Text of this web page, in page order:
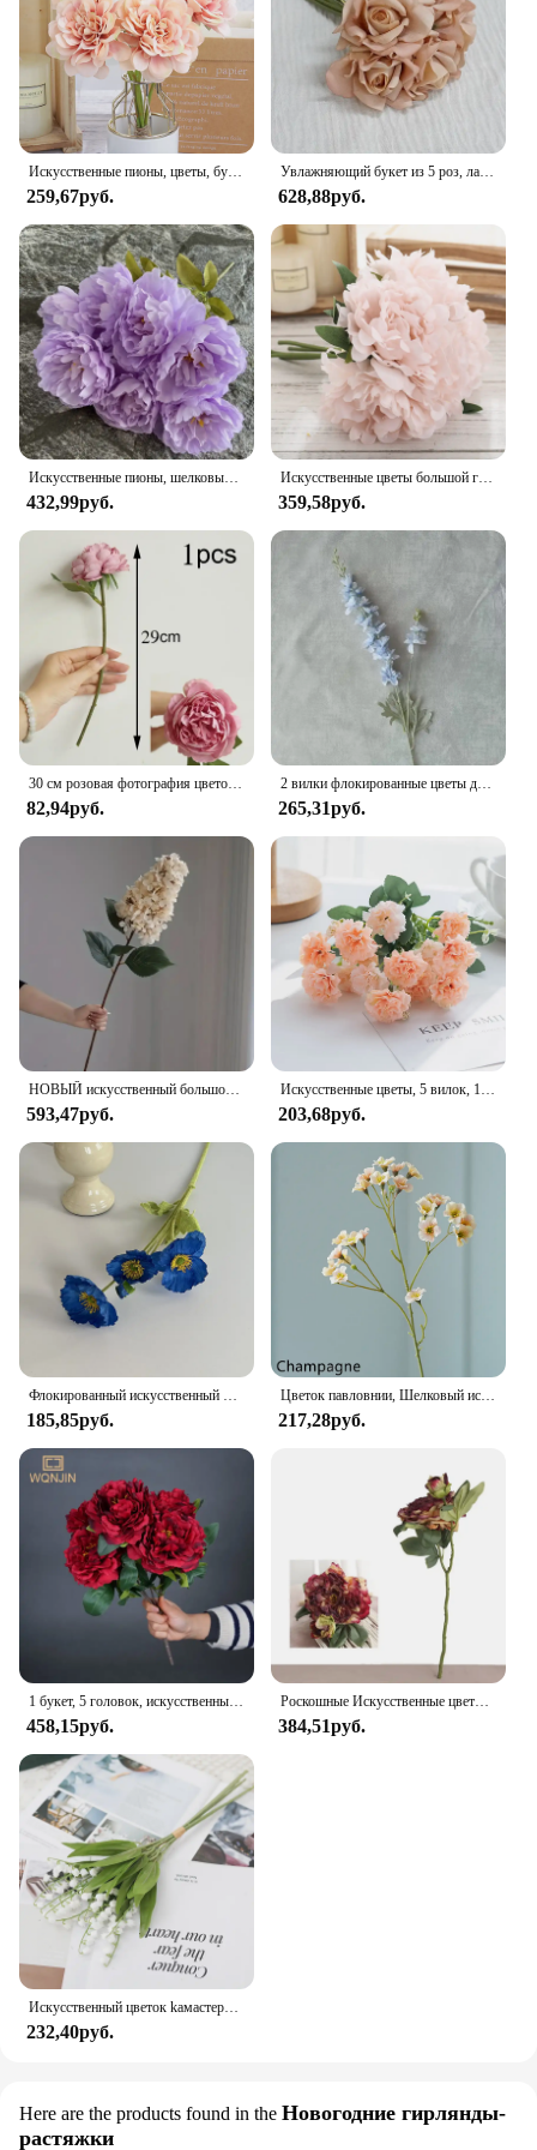
Искусственные пионы, цветы, букет невесты для свадьбы, супермаркета, украшение для гостиной, домашнее искусственное украшение, дешево
259,67руб.
Увлажняющий букет из 5 роз, латексные Искусственные цветы на ощупь, Свадебный букет невесты, Декор для дома, дня рождения
628,88руб.
Искусственные пионы, шелковые цветы, букет, украшение для дома, гостиной, стола, свадебное украшение, искусственные цветы, искусственный цветок
432,99руб.
Искусственные цветы большой гортензии 5 шт., белый пион, букет невесты, искусственные цветы для украшения дома, свадьбы, гостиной
359,58руб.
30 см розовая фотография цветочный букет 5 большой головной бутон фотография для домашнего свадебного украшения indoo
82,94руб.
2 вилки флокированные цветы дельфинима ветка шелковые искусственные цветы для дома свадебное украшение отеля Fleur Artificielle 1 шт. цветок
265,31руб.
НОВЫЙ искусственный большой цветок гортензии, длинная ветка, шелковые искусственные цветы для DIY, свадебный декор, домашний стол, цветочный день Святого Валентина
593,47руб.
Искусственные цветы, 5 вилок, 15 головок, маленькая Гвоздика для рождественского венка, аксессуары для дома, столовой, свадебное украшение
203,68руб.
Флокированный искусственный цветок Yu Meiren, Шелковый цветок макового мака, Интернет, красный цвет, фотография украшения для дома
185,85руб.
Цветок павловнии, Шелковый искусственный цветок, 45 см, розовые Искусственные цветы для комнаты, свадебная фотосессия, букет «сделай сам», подарки, 1 шт.
217,28руб.
458,15руб.
Роскошные Искусственные цветы пиона на 2 головки, 1 шт., Искусственные Свадебные украшения для дома, гостиной, крыльца
384,51руб.
232,40руб.
Here are the products found in the Новогодние гирлянды-
растяжки